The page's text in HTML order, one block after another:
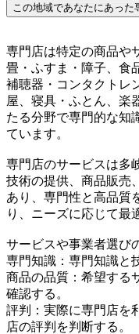
この地域であなたにあっ
専門店は特定の商品や
畳・ふすま・障子、食
補聴器・コンタクトレ
屋、寝具・ふとん、楽
たる分野で専門的な知
ています。
専門店のサービスは多
技術の提供、商品販売
あり、専門性と高品質
り、ニーズに応じて最
サービスや事業者選び
専門知識：専門知識と
商品の品質：希望する
確認する。
評判：実際に専門店を
店の評判を判断する。